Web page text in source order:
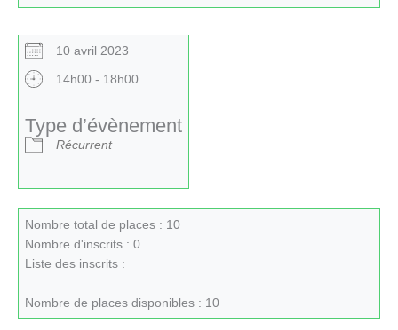
10 avril 2023
14h00 - 18h00
Type d’évènement
Récurrent
Nombre total de places : 10
Nombre d'inscrits : 0
Liste des inscrits :
Nombre de places disponibles : 10